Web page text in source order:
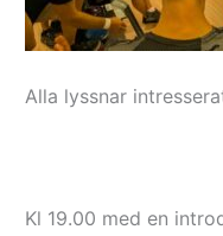
Alla lyssnar
Kl 19.00 med en